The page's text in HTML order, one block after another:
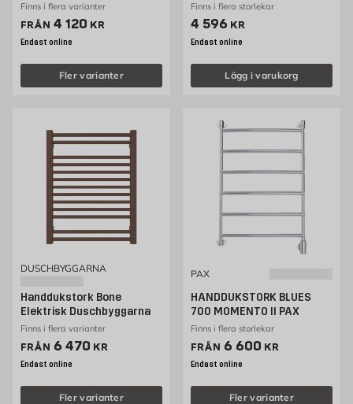
Finns i flera varianter
FRÅN Pris 4120 kr
4 120 KR
Endast online
Fler varianter
Finns i flera storlekar
Pris 4596 kr
4 596 KR
Endast online
Lägg i varukorg
DUSCHBYGGARNA
Handdukstork Bone
Elektrisk Duschbyggarna
Finns i flera varianter
FRÅN Pris 6470 kr
6 470 KR
Endast online
Fler varianter
PAX
HANDDUKSTORK BLUES
700 MOMENTO II PAX
Finns i flera storlekar
FRÅN Pris 6600 kr
6 600 KR
Endast online
Fler varianter